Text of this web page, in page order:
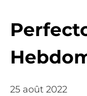
25 août 2022